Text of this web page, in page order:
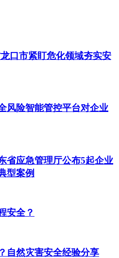
口市紧盯危化领域夯实安
风险智能管控平台对企业
省应急管理厅公布5起企业
型案例
安全？
自然灾害安全经验分享